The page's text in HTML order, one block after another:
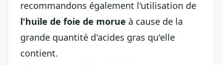
recommandons également l'utilisation de
l'huile de foie de morue à cause de la
grande quantité d'acides gras qu'elle
contient.